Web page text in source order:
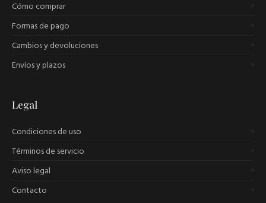
Cómo comprar
Formas de pago
Cambios y devoluciones
Envíos y plazos
Legal
Condiciones de uso
Términos de servicio
Aviso legal
Contacto